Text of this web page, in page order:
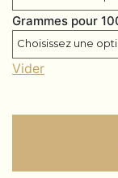
Grammes pour
Vider